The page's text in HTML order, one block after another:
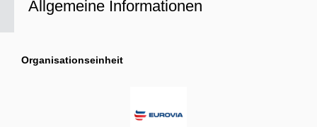
Allgemeine Informationen
Organisationseinheit